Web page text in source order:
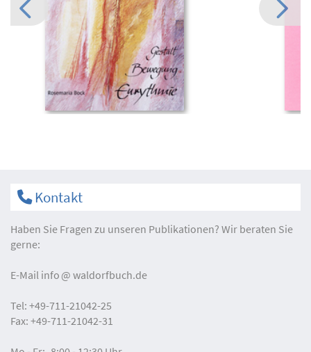
Kontakt
Haben Sie Fragen zu unseren Publikationen? Wir beraten Sie
gerne:
E-Mail info waldorfbuch.de
Tel: +49-711-21042-25
Fax: +49-711-21042-31